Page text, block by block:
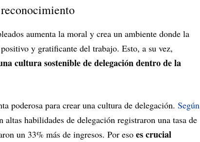
aumenta la moral y crea un ambiente donde la
y gratificante del trabajo. Esto, a su vez,
cultura sostenible de delegación dentro de la
poderosa para crear una cultura de delegación. Según
altas habilidades de delegación registraron una tasa de
un 33% más de ingresos. Por eso es crucial